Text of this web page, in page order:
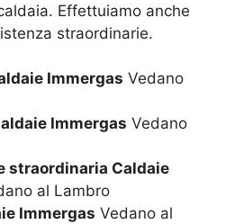
Effettuiamo anche
straordinarie.
Immergas Vedano
Immergas Vedano
straordinaria Caldaie
al Lambro
Immergas Vedano al